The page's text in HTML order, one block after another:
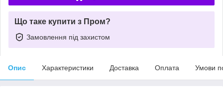
Що таке купити з Пром?
Замовлення під захистом
Опис Характеристики Доставка Оплата Умови